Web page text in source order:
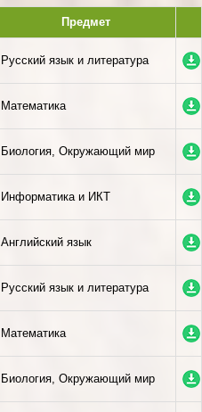
Предмет
Русский язык и литература
Математика
Биология, Окружающий мир
Информатика и ИКТ
Английский язык
Русский язык и литература
Математика
Биология, Окружающий мир